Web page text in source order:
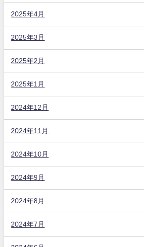
2025年4月
2025年3月
2025年2月
2025年1月
2024年12月
2024年11月
2024年10月
2024年9月
2024年8月
2024年7月